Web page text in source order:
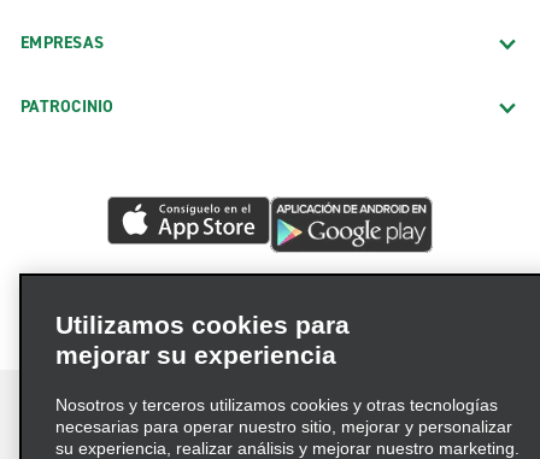
EMPRESAS
PATROCINIO
Utilizamos cookies para
mejorar su experiencia
Nosotros y terceros utilizamos cookies y otras tecnologías
necesarias para operar nuestro sitio, mejorar y personalizar
su experiencia, realizar análisis y mejorar nuestro marketing.